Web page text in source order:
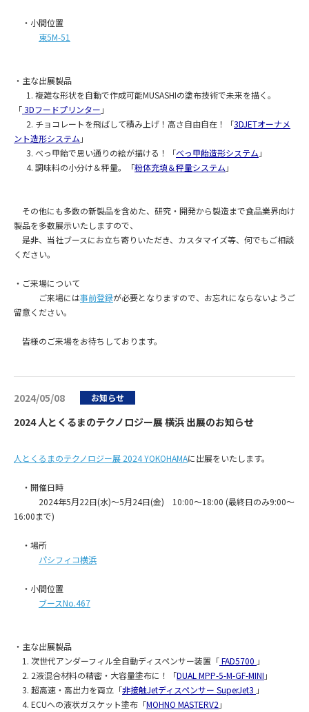
・小間位置
東5M-51
・主な出展製品
1. 複雑な形状を自動で作成可能MUSASHIの塗布技術で未来を描く。
「3Dフードプリンター 」
2. チョコレートを飛ばして積み上げ！高さ自由自在！「3DJETオーナメ
ント造形システム 」
3. べっ甲飴で思い通りの絵が描ける！「べっ甲飴造形システム 」
4. 調味料の小分け＆秤量。「粉体充填＆秤量システム 」
その他にも多数の新製品を含めた、研究・開発から製造まで食品業界向け
製品を多数展示いたしますので、
是非、当社ブースにお立ち寄りいただき、カスタマイズ等、何でもご相談
ください。
・ご来場について
ご来場には事前登録が必要となりますので、お忘れにならないようご
留意ください。
皆様のご来場をお待ちしております。
2024/05/08 お知らせ
2024 人とくるまのテクノロジー展 横浜 出展のお知らせ
人とくるまのテクノロジー展 2024 YOKOHAMAに出展をいたします。
・開催日時
2024年5月22日(水)～5月24日(金) 10:00～18:00 (最終日のみ9:00～
16:00まで)
・場所
パシフィコ横浜
・小間位置
ブースNo.467
・主な出展製品
1. 次世代アンダーフィル全自動ディスペンサー装置「FAD5700 」
2. 2液混合材料の精密・大容量塗布に！「DUAL MPP-5-M-GF-MINI 」
3. 超高速・高出力を両立「非接触Jetディスペンサー SuperJet3 」
4. ECUへの液状ガスケット塗布「MOHNO MASTERV2 」